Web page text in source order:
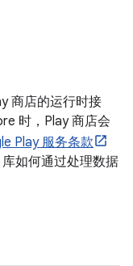
商店的运行时接
时，Play 商店会
Play 服务条款
如何通过处理数据